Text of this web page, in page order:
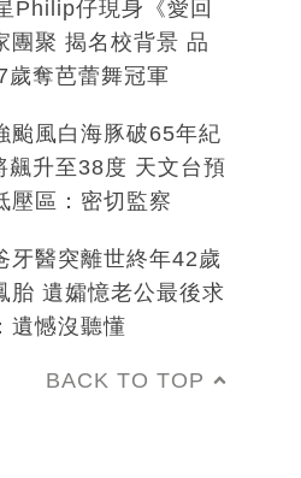
Philip仔現身《愛回
團聚 揭名校背景 品
歲奪芭蕾舞冠軍
颱風白海豚破65年紀
飆升至38度 天文台預
壓區：密切監察
牙醫突離世終年42歲
胎 遺孀憶老公最後求
遺憾沒聽懂
BACK TO TOP